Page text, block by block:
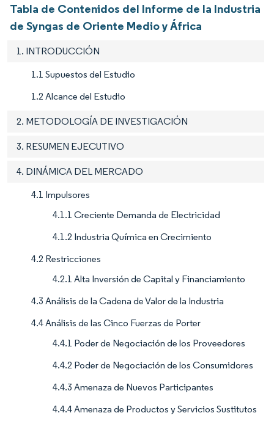
Tabla de Contenidos del Informe de la Industria
de Syngas de Oriente Medio y África
1. INTRODUCCIÓN
1.1 Supuestos del Estudio
1.2 Alcance del Estudio
2. METODOLOGÍA DE INVESTIGACIÓN
3. RESUMEN EJECUTIVO
4. DINÁMICA DEL MERCADO
4.1 Impulsores
4.1.1 Creciente Demanda de Electricidad
4.1.2 Industria Química en Crecimiento
4.2 Restricciones
4.2.1 Alta Inversión de Capital y Financiamiento
4.3 Análisis de la Cadena de Valor de la Industria
4.4 Análisis de las Cinco Fuerzas de Porter
4.4.1 Poder de Negociación de los Proveedores
4.4.2 Poder de Negociación de los Consumidores
4.4.3 Amenaza de Nuevos Participantes
4.4.4 Amenaza de Productos y Servicios Sustitutos